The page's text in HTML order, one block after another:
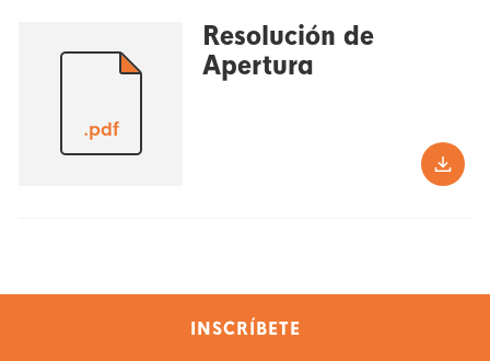
.pdf
Resolución de
Apertura
INSCRÍBETE